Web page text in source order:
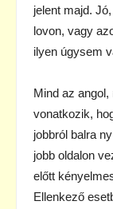
jelent majd.
lovon, vagy
ilyen úgysem
Mind az
vonatkozik,
jobbról balra
jobb oldalon
előtt
Ellenkező